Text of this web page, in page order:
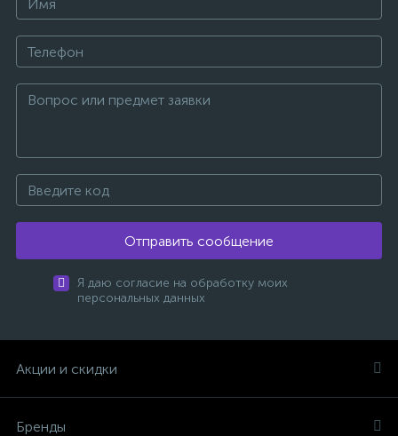
Отправить сообщение
Я даю согласие на обработку моих
персональных данных
Акции и скидки
Бренды